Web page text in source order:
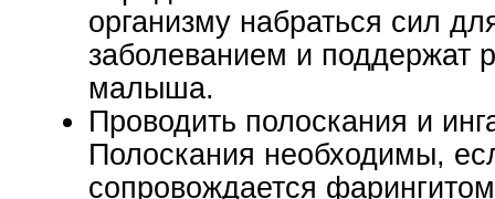
организму набраться сил
заболеванием и поддержат
малыша.
Проводить полоскания и
Полоскания необходимы,
сопровождается